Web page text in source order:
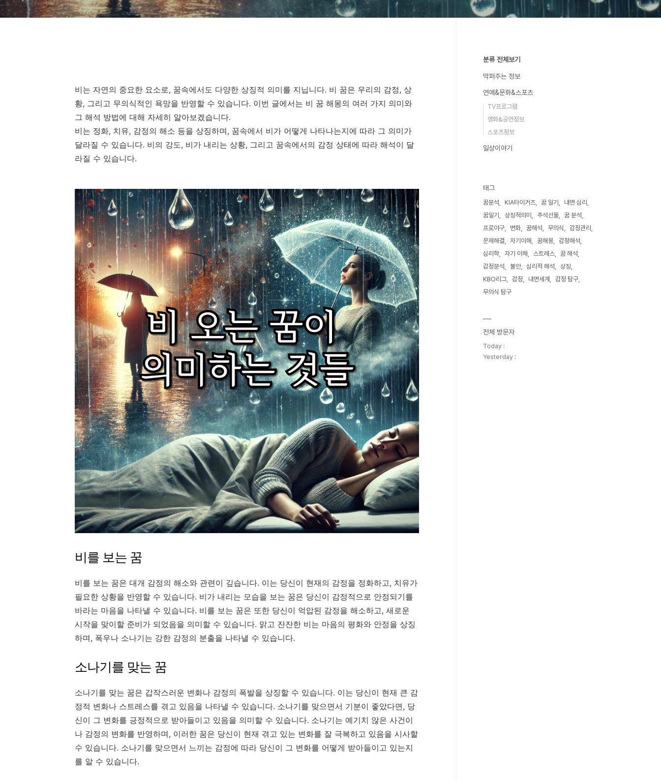
비는 자연의 중요한 요소로, 꿈속에서도 다양한 상징적 의미를 지닙니다. 비 꿈은 우리의 감정, 상
황, 그리고 무의식적인 욕망을 반영할 수 있습니다. 이번 글에서는 비 꿈 해몽의 여러 가지 의미와
그 해석 방법에 대해 자세히 알아보겠습니다.
비는 정화, 치유, 감정의 해소 등을 상징하며, 꿈속에서 비가 어떻게 나타나는지에 따라 그 의미가
달라질 수 있습니다. 비의 강도, 비가 내리는 상황, 그리고 꿈속에서의 감정 상태에 따라 해석이 달
라질 수 있습니다.
비를 보는 꿈
비를 보는 꿈은 대개 감정의 해소와 관련이 깊습니다. 이는 당신이 현재의 감정을 정화하고, 치유가
필요한 상황을 반영할 수 있습니다. 비가 내리는 모습을 보는 꿈은 당신이 감정적으로 안정되기를
바라는 마음을 나타낼 수 있습니다. 비를 보는 꿈은 또한 당신이 억압된 감정을 해소하고, 새로운
시작을 맞이할 준비가 되었음을 의미할 수 있습니다. 맑고 잔잔한 비는 마음의 평화와 안정을 상징
하며, 폭우나 소나기는 강한 감정의 분출을 나타낼 수 있습니다.
소나기를 맞는 꿈
소나기를 맞는 꿈은 갑작스러운 변화나 감정의 폭발을 상징할 수 있습니다. 이는 당신이 현재 큰 감
정적 변화나 스트레스를 겪고 있음을 나타낼 수 있습니다. 소나기를 맞으면서 기분이 좋았다면, 당
신이 그 변화를 긍정적으로 받아들이고 있음을 의미할 수 있습니다. 소나기는 예기치 않은 사건이
나 감정의 변화를 반영하며, 이러한 꿈은 당신이 현재 겪고 있는 변화를 잘 극복하고 있음을 시사할
수 있습니다. 소나기를 맞으면서 느끼는 감정에 따라 당신이 그 변화를 어떻게 받아들이고 있는지
를 알 수 있습니다.
분류 전체보기
막퍼주는 정보
연예&문화&스포츠
TV프로그램
영화&공연정보
스포츠정보
일상이야기
태그
꿈분석 KIA타이거즈 꿈 일기
내면 심리
꿈일기
상징적의미 추석선물
꿈 분석
프로야구
변화 꿈해석 무의식
감정관리
문제해결
자기이해 꿈해몽
감정해석
심리학
자기 이해 스트레스
꿈 해석
감정분석
불안 심리적 해석
상징
KBO리그
감정 내면세계
감정 탐구
무의식 탐구
전체 방문자
Today :
Yesterday :